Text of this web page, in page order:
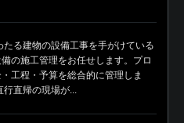
たる建物の設備工事を手がけている
の施工管理をお任せします。プロ
工程・予算を総合的に管理しま
直帰の現場が...